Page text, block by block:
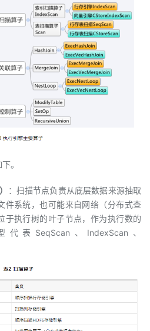
。
：扫描节点负责从底层数据来源抽取
件系统，也可能来自网络（分布式查
于执行树的叶子节点，作为执行数的
表SeqScan、IndexScan、